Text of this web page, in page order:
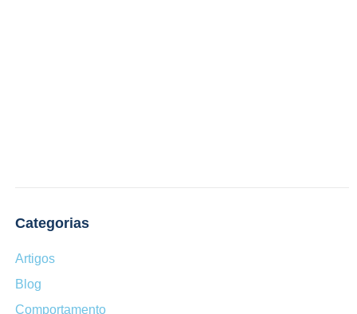
Categorias
Artigos
Blog
Comportamento